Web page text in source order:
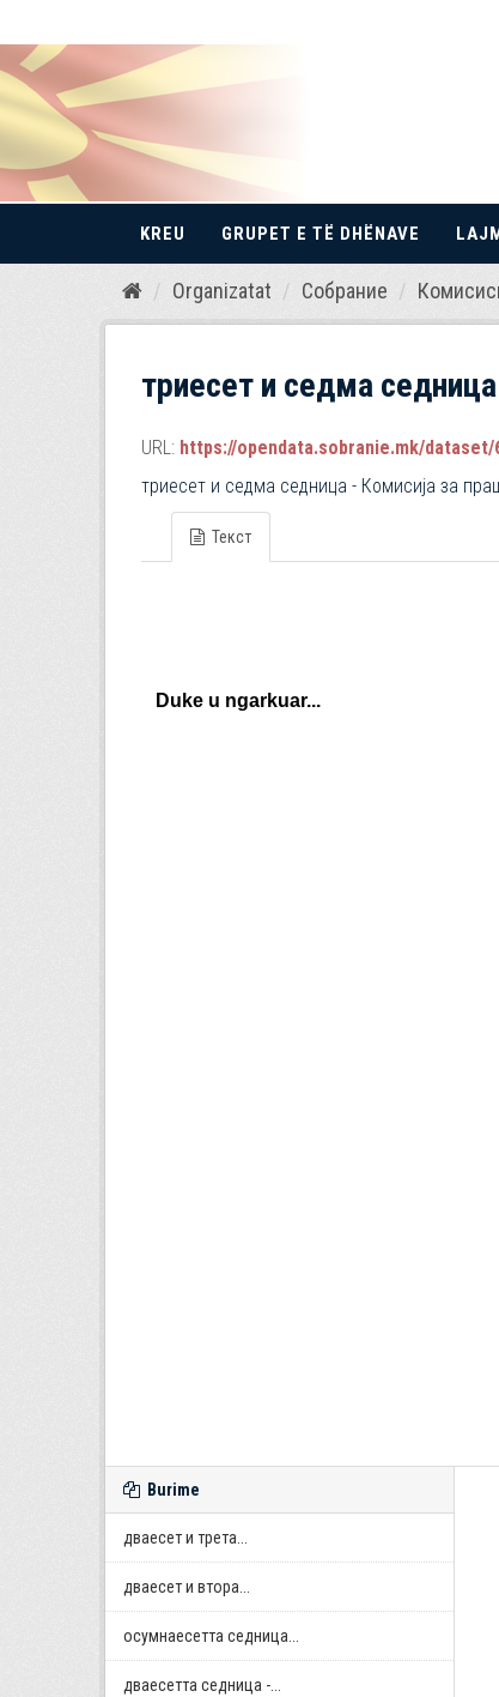
Kalo
KREU GRUPET E TË DHËNAVE
Organizatat Собрание
триесет и седма
URL: https://opendata.sobranie.mk/dataset/
триесет и седма седница - Комисија за
Текст
Burime
дваесет и трета...
дваесет и втора...
осумнaесетта седница...
дваесетта седница -...